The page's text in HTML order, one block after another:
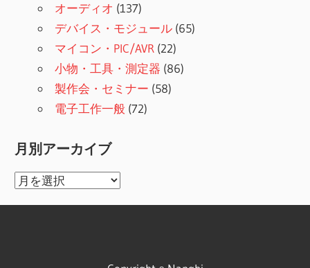
オーディオ (137)
デバイス・モジュール (65)
マイコン・PIC/AVR (22)
小物・工具・測定器 (86)
製作会・セミナー (58)
電子工作一般 (72)
月別アーカイブ
月